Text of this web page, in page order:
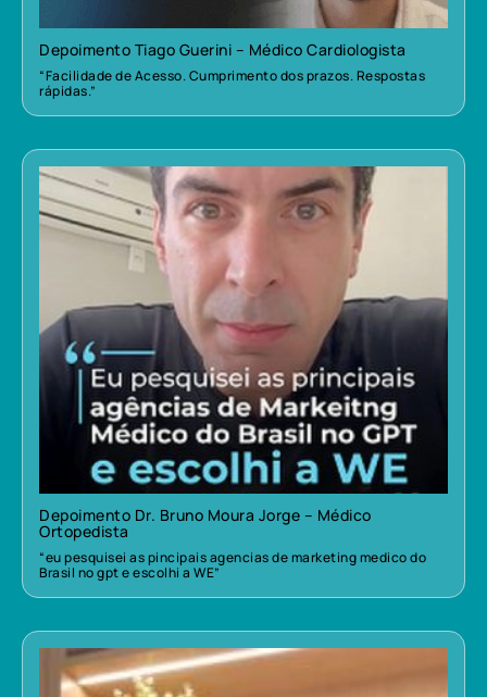
Depoimento Tiago Guerini – Médico Cardiologista
“Facilidade de Acesso. Cumprimento dos prazos. Respostas
rápidas.”
Depoimento Dr. Bruno Moura Jorge – Médico
Ortopedista
“eu pesquisei as pincipais agencias de marketing medico do
Brasil no gpt e escolhi a WE”